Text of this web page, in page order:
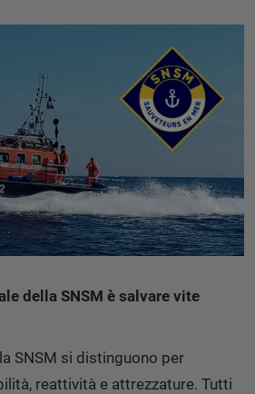
della SNSM è salvare vite
SNSM si distinguono per
reattività e attrezzature. Tutti